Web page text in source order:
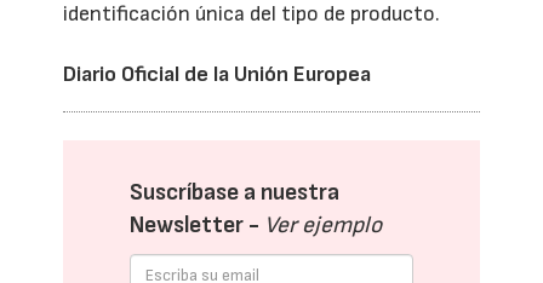
identificación única del tipo de producto.
Diario Oficial de la Unión Europea
Suscríbase a nuestra
Newsletter - Ver ejemplo